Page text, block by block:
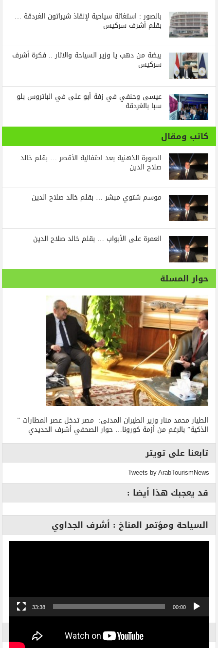
بالصور : استغاثة سياحية لإنقاذ شيراتون الغردقة …
بقلم أشرف سركيس
بيضة من دهب يا وزير السياحة والاثار .. فكرة أشرف
سركيس
عيسى وحنفي في زفة أبو على في الباتروس بلو
سبا بالغردقة
كاتب ومقال
الصورة الذهنية بعد احتفالية الأقصر … بقلم خالد
صلاح الدين
موسم شتوي مبشر … بقلم خالد صلاح الدين
العمرة على الأبواب … بقلم خالد صلاح الدين
حوار المسلة
الطيار محمد منار وزير الطيران المدنى: مصر تدخل عصر المطارات ”
الذكية” بالرغم من أزمة كورونا… حوار الصحفي أشرف الحديدي
تابعنا على تويتر
Tweets by ArabTourismNews
قد يعجبك هذا أيضا :
السياحة ومؤتمر المناخ : أشرف الجداوي
00:00
33:38